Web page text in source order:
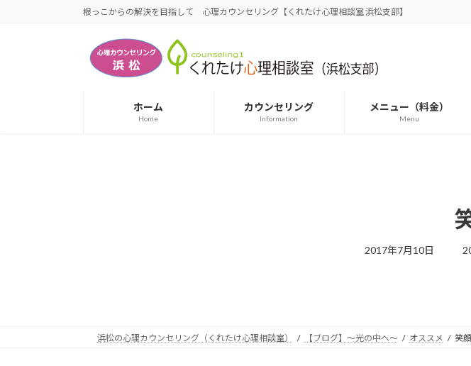
根っこからの解決を目指して 心理カウンセリング【くれたけ心理相談室 浜松支部】
ホーム
Home
カウンセリング
Information
メニュー（料金）
Menu
2017年7月10日
最
終
浜松の心理カウンセリング（くれたけ心理相談室） 【ブログ】～光の中へ～ オススメ 笑顔